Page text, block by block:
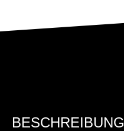
BESCHREIBUNG